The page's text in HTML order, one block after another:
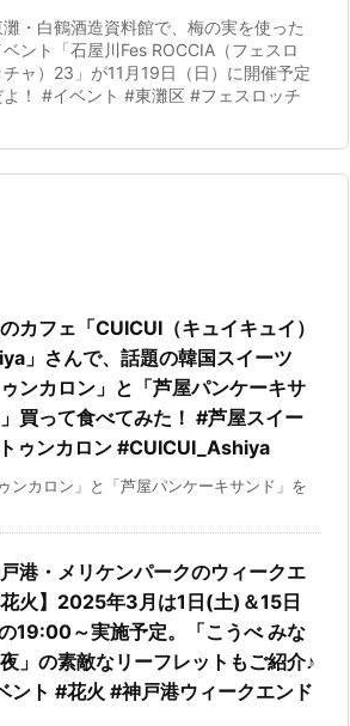
灘・白鶴酒造資料館で、梅の実を使った
ベント「石屋川Fes ROCCIA（フェスロ
チャ）23」が11月19日（日）に開催予定
よ！ #イベント #東灘区 #フェスロッチ
カフェ「CUICUI（キュイキュイ）
」さんで、話題の韓国スイーツ
ゥンカロン」と「芦屋パンケーキサ
買って食べてみた！ #芦屋スイー
ゥンカロン #CUICUI_Ashiya
ンカロン」と「芦屋パンケーキサンド」を
戸港・メリケンパークのウィークエ
火】2025年3月は1日(土)＆15日
19:00～実施予定。「こうべ みな
」の素敵なリーフレットもご紹介♪
ント #花火 #神戸港ウィークエンド